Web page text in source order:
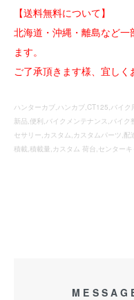
【送料無料について】
北海道・沖縄・離島など一
ます。
ご了承頂きます様、宜しく
ハンターカブ,ハンカブ,CT125,バイ
新品,便利,バイクメンテナンス,バイ
セサリー,カスタム,カスタムパーツ,
積載,積載量,カスタム 荷台,センター